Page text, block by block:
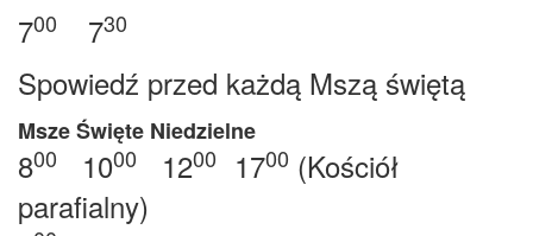
700 730
Spowiedź przed każdą Mszą świętą
Msze Święte Niedzielne
800 1000 1200 1700 (Kościół
parafialny)